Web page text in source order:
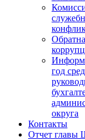
год
округа
Контакты
Отчет главы